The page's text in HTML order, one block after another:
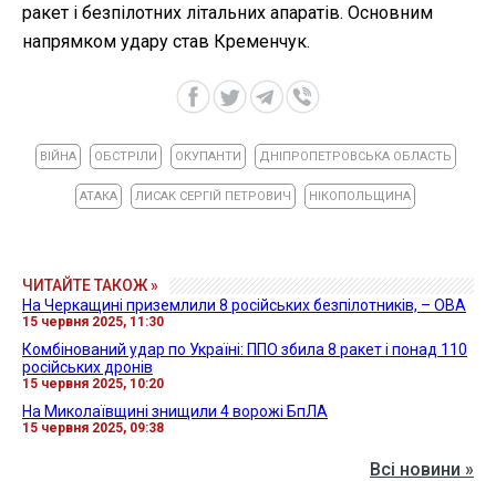
ракет і безпілотних літальних апаратів. Основним
напрямком удару став Кременчук.
ВІЙНА ОБСТРІЛИ ОКУПАНТИ ДНІПРОПЕТРОВСЬКА ОБЛАСТЬ
АТАКА ЛИСАК СЕРГІЙ ПЕТРОВИЧ НІКОПОЛЬЩИНА
ЧИТАЙТЕ ТАКОЖ »
На Черкащині приземлили 8 російських безпілотників, – ОВА
15 червня 2025, 11:30
Комбінований удар по Україні: ППО збила 8 ракет і понад 110
російських дронів
15 червня 2025, 10:20
На Миколаївщині знищили 4 ворожі БпЛА
15 червня 2025, 09:38
Всі новини »